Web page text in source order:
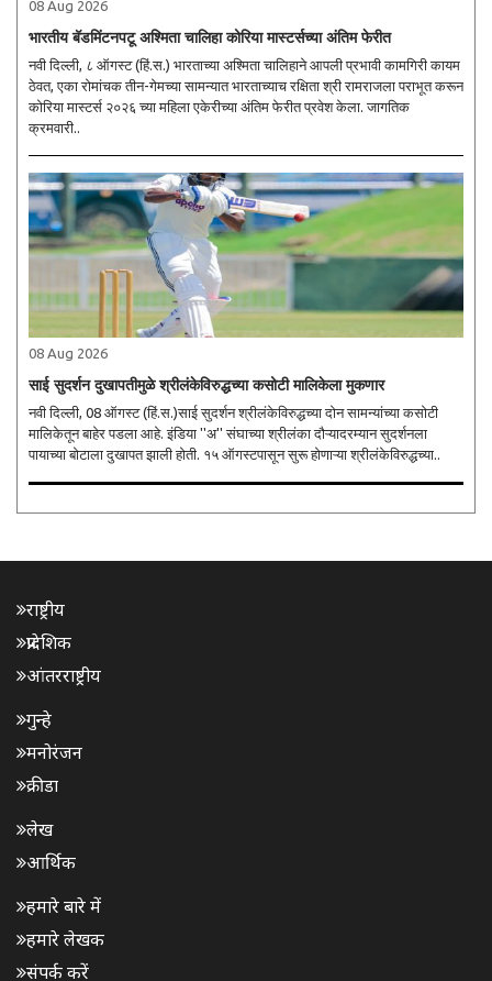
08 Aug 2026
भारतीय बॅडमिंटनपटू अश्मिता चालिहा कोरिया मास्टर्सच्या अंतिम फेरीत
नवी दिल्ली, ८ ऑगस्ट (हिं.स.) भारताच्या अश्मिता चालिहाने आपली प्रभावी कामगिरी कायम
ठेवत, एका रोमांचक तीन-गेमच्या सामन्यात भारताच्याच रक्षिता श्री रामराजला पराभूत करून
कोरिया मास्टर्स २०२६ च्या महिला एकेरीच्या अंतिम फेरीत प्रवेश केला. जागतिक
क्रमवारी..
08 Aug 2026
साई सुदर्शन दुखापतीमुळे श्रीलंकेविरुद्धच्या कसोटी मालिकेला मुकणार
नवी दिल्ली, 08 ऑगस्ट (हिं.स.)साई सुदर्शन श्रीलंकेविरुद्धच्या दोन सामन्यांच्या कसोटी
मालिकेतून बाहेर पडला आहे. इंडिया ''अ'' संघाच्या श्रीलंका दौऱ्यादरम्यान सुदर्शनला
पायाच्या बोटाला दुखापत झाली होती. १५ ऑगस्टपासून सुरू होणाऱ्या श्रीलंकेविरुद्धच्या..
राष्ट्रीय
प्रादेशिक
आंतरराष्ट्रीय
गुन्हे
मनोरंजन
क्रीडा
लेख
आर्थिक
हमारे बारे में
हमारे लेखक
संपर्क करें